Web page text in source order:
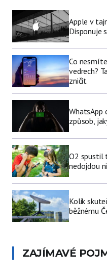
Apple v
Disponuje
Co
vedrech?
zničit
WhatsApp
způsob,
O2 spustil
nedojdou
Kolik
běžnému
ZAJÍMAVÉ